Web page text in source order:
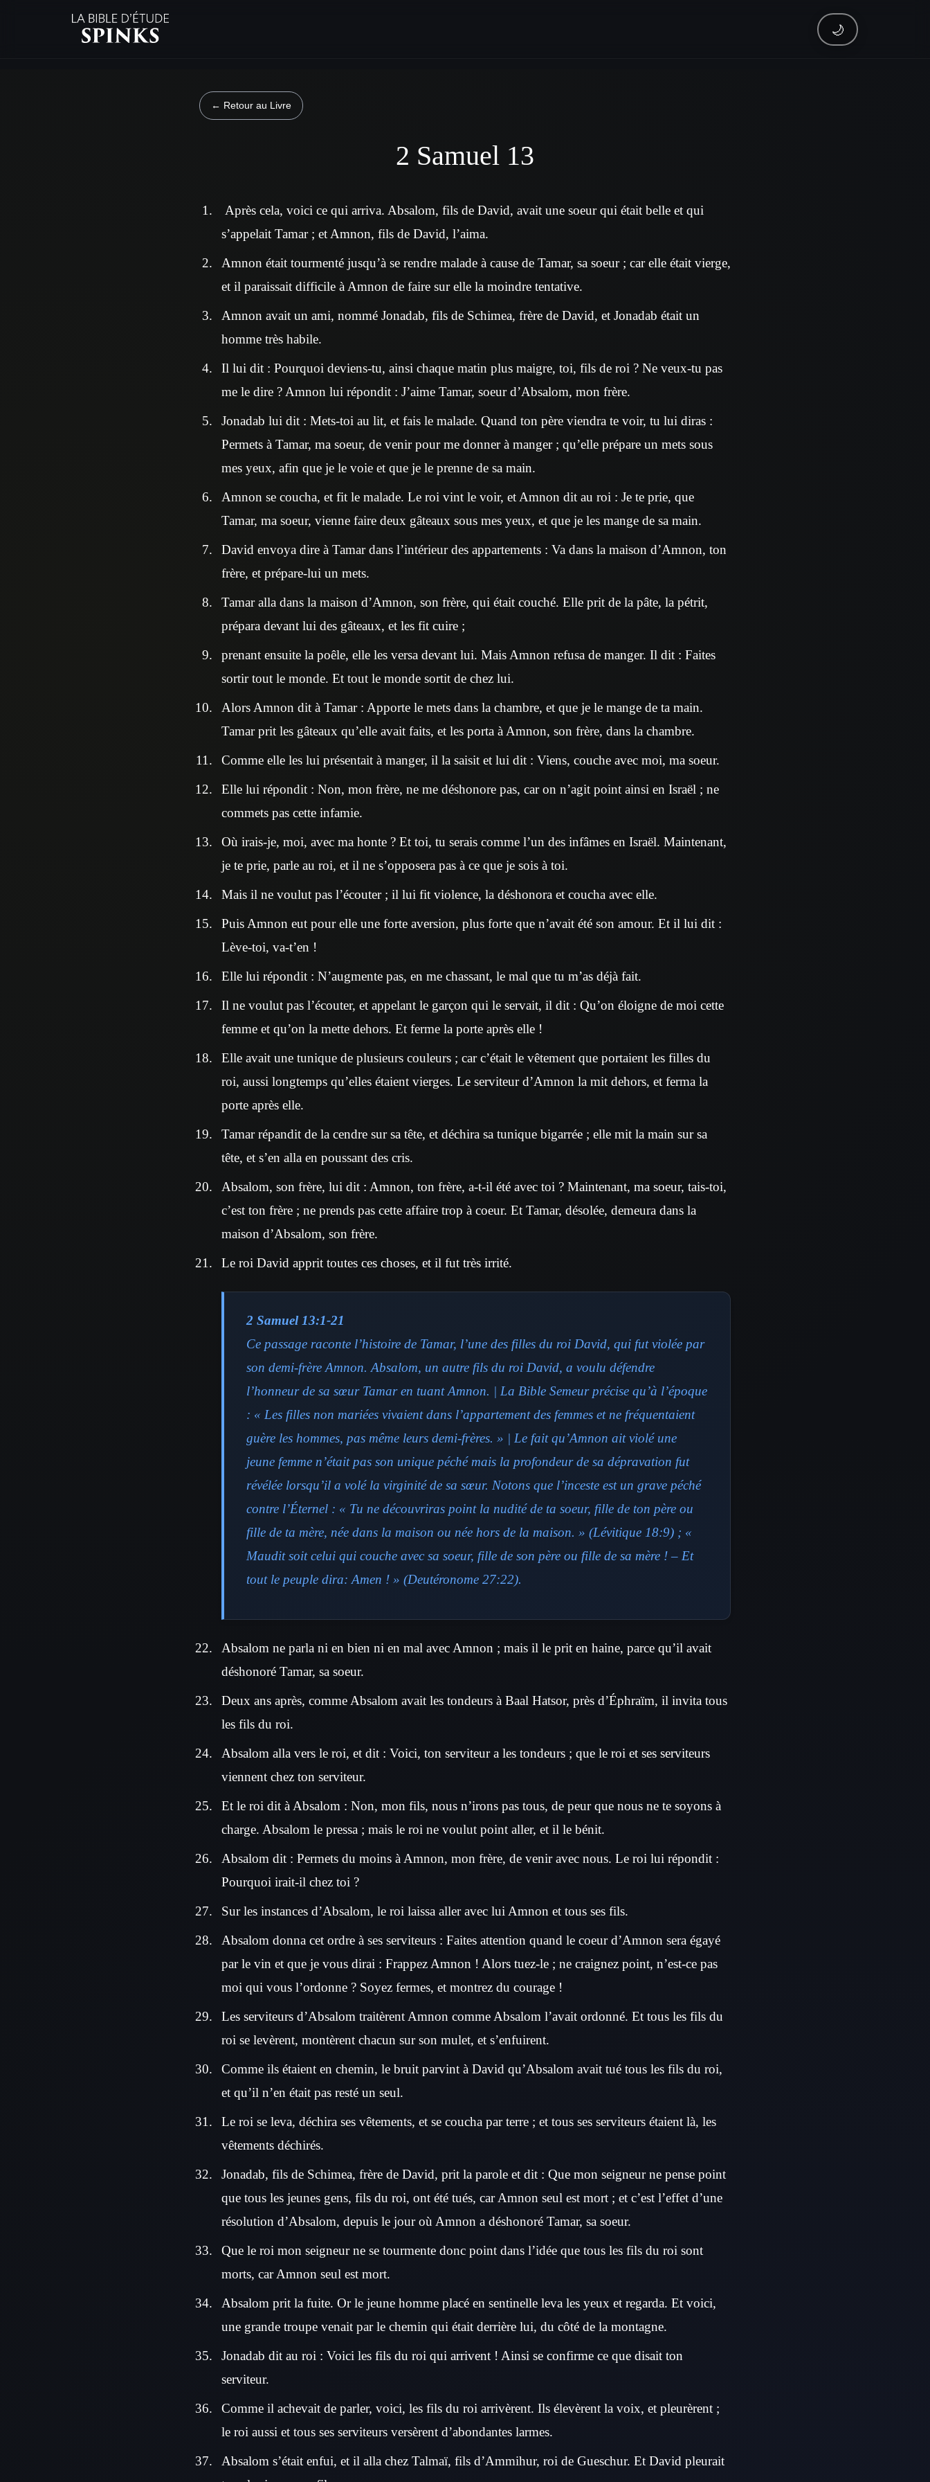
🌙
← Retour au Livre
2 Samuel 13
Après cela, voici ce qui arriva. Absalom, fils de David, avait une soeur qui était belle et qui
s’appelait Tamar ; et Amnon, fils de David, l’aima.
Amnon était tourmenté jusqu’à se rendre malade à cause de Tamar, sa soeur ; car elle était vierge,
et il paraissait difficile à Amnon de faire sur elle la moindre tentative.
Amnon avait un ami, nommé Jonadab, fils de Schimea, frère de David, et Jonadab était un
homme très habile.
Il lui dit : Pourquoi deviens-tu, ainsi chaque matin plus maigre, toi, fils de roi ? Ne veux-tu pas
me le dire ? Amnon lui répondit : J’aime Tamar, soeur d’Absalom, mon frère.
Jonadab lui dit : Mets-toi au lit, et fais le malade. Quand ton père viendra te voir, tu lui diras :
Permets à Tamar, ma soeur, de venir pour me donner à manger ; qu’elle prépare un mets sous
mes yeux, afin que je le voie et que je le prenne de sa main.
Amnon se coucha, et fit le malade. Le roi vint le voir, et Amnon dit au roi : Je te prie, que
Tamar, ma soeur, vienne faire deux gâteaux sous mes yeux, et que je les mange de sa main.
David envoya dire à Tamar dans l’intérieur des appartements : Va dans la maison d’Amnon, ton
frère, et prépare-lui un mets.
Tamar alla dans la maison d’Amnon, son frère, qui était couché. Elle prit de la pâte, la pétrit,
prépara devant lui des gâteaux, et les fit cuire ;
prenant ensuite la poêle, elle les versa devant lui. Mais Amnon refusa de manger. Il dit : Faites
sortir tout le monde. Et tout le monde sortit de chez lui.
Alors Amnon dit à Tamar : Apporte le mets dans la chambre, et que je le mange de ta main.
Tamar prit les gâteaux qu’elle avait faits, et les porta à Amnon, son frère, dans la chambre.
Comme elle les lui présentait à manger, il la saisit et lui dit : Viens, couche avec moi, ma soeur.
Elle lui répondit : Non, mon frère, ne me déshonore pas, car on n’agit point ainsi en Israël ; ne
commets pas cette infamie.
Où irais-je, moi, avec ma honte ? Et toi, tu serais comme l’un des infâmes en Israël. Maintenant,
je te prie, parle au roi, et il ne s’opposera pas à ce que je sois à toi.
Mais il ne voulut pas l’écouter ; il lui fit violence, la déshonora et coucha avec elle.
Puis Amnon eut pour elle une forte aversion, plus forte que n’avait été son amour. Et il lui dit :
Lève-toi, va-t’en !
Elle lui répondit : N’augmente pas, en me chassant, le mal que tu m’as déjà fait.
Il ne voulut pas l’écouter, et appelant le garçon qui le servait, il dit : Qu’on éloigne de moi cette
femme et qu’on la mette dehors. Et ferme la porte après elle !
Elle avait une tunique de plusieurs couleurs ; car c’était le vêtement que portaient les filles du
roi, aussi longtemps qu’elles étaient vierges. Le serviteur d’Amnon la mit dehors, et ferma la
porte après elle.
Tamar répandit de la cendre sur sa tête, et déchira sa tunique bigarrée ; elle mit la main sur sa
tête, et s’en alla en poussant des cris.
Absalom, son frère, lui dit : Amnon, ton frère, a-t-il été avec toi ? Maintenant, ma soeur, tais-toi,
c’est ton frère ; ne prends pas cette affaire trop à coeur. Et Tamar, désolée, demeura dans la
maison d’Absalom, son frère.
Le roi David apprit toutes ces choses, et il fut très irrité.
2 Samuel 13:1-21
Ce passage raconte l’histoire de Tamar, l’une des filles du roi David, qui fut violée par
son demi-frère Amnon. Absalom, un autre fils du roi David, a voulu défendre
l’honneur de sa sœur Tamar en tuant Amnon. | La Bible Semeur précise qu’à l’époque
: « Les filles non mariées vivaient dans l’appartement des femmes et ne fréquentaient
guère les hommes, pas même leurs demi-frères. » | Le fait qu’Amnon ait violé une
jeune femme n’était pas son unique péché mais la profondeur de sa dépravation fut
révélée lorsqu’il a volé la virginité de sa sœur. Notons que l’inceste est un grave péché
contre l’Éternel : « Tu ne découvriras point la nudité de ta soeur, fille de ton père ou
fille de ta mère, née dans la maison ou née hors de la maison. » (Lévitique 18:9) ; «
Maudit soit celui qui couche avec sa soeur, fille de son père ou fille de sa mère ! – Et
tout le peuple dira: Amen ! » (Deutéronome 27:22).
Absalom ne parla ni en bien ni en mal avec Amnon ; mais il le prit en haine, parce qu’il avait
déshonoré Tamar, sa soeur.
Deux ans après, comme Absalom avait les tondeurs à Baal Hatsor, près d’Éphraïm, il invita tous
les fils du roi.
Absalom alla vers le roi, et dit : Voici, ton serviteur a les tondeurs ; que le roi et ses serviteurs
viennent chez ton serviteur.
Et le roi dit à Absalom : Non, mon fils, nous n’irons pas tous, de peur que nous ne te soyons à
charge. Absalom le pressa ; mais le roi ne voulut point aller, et il le bénit.
Absalom dit : Permets du moins à Amnon, mon frère, de venir avec nous. Le roi lui répondit :
Pourquoi irait-il chez toi ?
Sur les instances d’Absalom, le roi laissa aller avec lui Amnon et tous ses fils.
Absalom donna cet ordre à ses serviteurs : Faites attention quand le coeur d’Amnon sera égayé
par le vin et que je vous dirai : Frappez Amnon ! Alors tuez-le ; ne craignez point, n’est-ce pas
moi qui vous l’ordonne ? Soyez fermes, et montrez du courage !
Les serviteurs d’Absalom traitèrent Amnon comme Absalom l’avait ordonné. Et tous les fils du
roi se levèrent, montèrent chacun sur son mulet, et s’enfuirent.
Comme ils étaient en chemin, le bruit parvint à David qu’Absalom avait tué tous les fils du roi,
et qu’il n’en était pas resté un seul.
Le roi se leva, déchira ses vêtements, et se coucha par terre ; et tous ses serviteurs étaient là, les
vêtements déchirés.
Jonadab, fils de Schimea, frère de David, prit la parole et dit : Que mon seigneur ne pense point
que tous les jeunes gens, fils du roi, ont été tués, car Amnon seul est mort ; et c’est l’effet d’une
résolution d’Absalom, depuis le jour où Amnon a déshonoré Tamar, sa soeur.
Que le roi mon seigneur ne se tourmente donc point dans l’idée que tous les fils du roi sont
morts, car Amnon seul est mort.
Absalom prit la fuite. Or le jeune homme placé en sentinelle leva les yeux et regarda. Et voici,
une grande troupe venait par le chemin qui était derrière lui, du côté de la montagne.
Jonadab dit au roi : Voici les fils du roi qui arrivent ! Ainsi se confirme ce que disait ton
serviteur.
Comme il achevait de parler, voici, les fils du roi arrivèrent. Ils élevèrent la voix, et pleurèrent ;
le roi aussi et tous ses serviteurs versèrent d’abondantes larmes.
Absalom s’était enfui, et il alla chez Talmaï, fils d’Ammihur, roi de Gueschur. Et David pleurait